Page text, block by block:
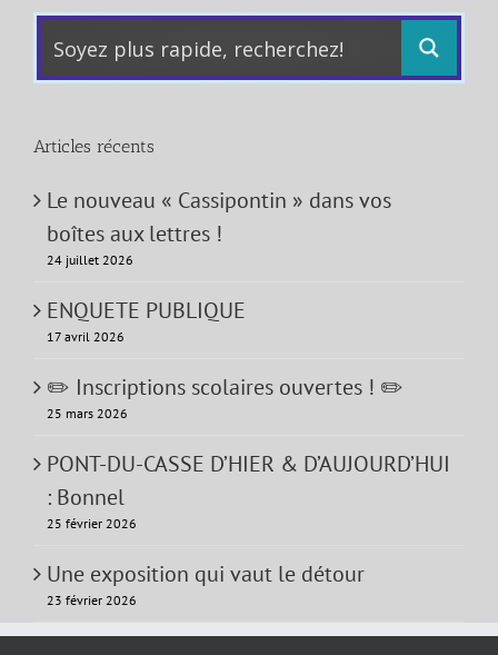
Articles récents
Le nouveau « Cassipontin » dans vos
boîtes aux lettres !
24 juillet 2026
ENQUETE PUBLIQUE
17 avril 2026
✏️ Inscriptions scolaires ouvertes ! ✏️
25 mars 2026
PONT-DU-CASSE D’HIER & D’AUJOURD’HUI
: Bonnel
25 février 2026
Une exposition qui vaut le détour
23 février 2026